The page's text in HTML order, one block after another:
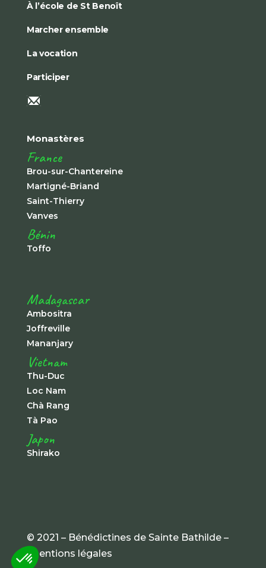
À l’école de St Benoît
Marcher ensemble
La vocation
Participer
Monastères
France
Brou-sur-Chantereine
Martigné-Briand
Saint-Thierry
Vanves
Bénin
Toffo
Madagascar
Ambositra
Joffreville
Mananjary
Vietnam
Thu-Duc
Loc Nam
Chà Rang
Tà Pao
Japon
Shirako
© 2021 – Bénédictines de Sainte Bathilde –
mentions légales